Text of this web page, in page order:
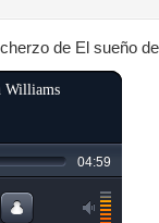
de El sueño